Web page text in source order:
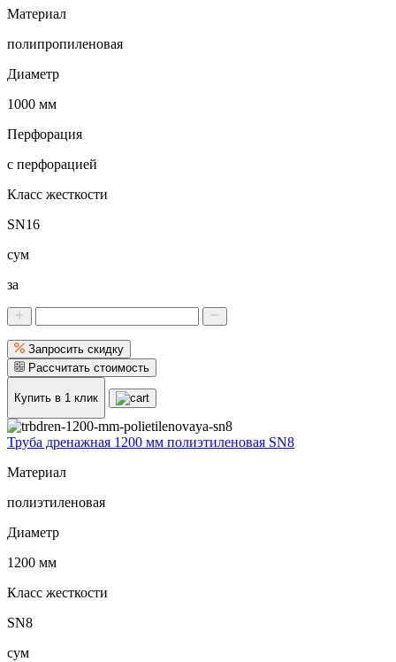
Материал
полипропиленовая
Диаметр
1000 мм
Перфорация
с перфорацией
Класс жесткости
SN16
сум
за
Запросить скидку
Рассчитать стоимость
Купить в 1 клик
Труба дренажная 1200 мм полиэтиленовая SN8
Материал
полиэтиленовая
Диаметр
1200 мм
Класс жесткости
SN8
сум